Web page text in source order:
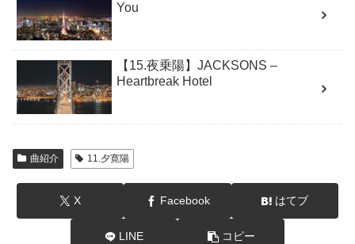
You
【15.夜乗陽】JACKSONS –
Heartbreak Hotel
曲紹介 11.夕寛陽
X Facebook はてブ
LINE コピー